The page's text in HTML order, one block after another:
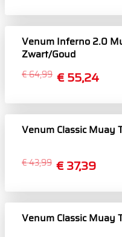
Venum Inferno 2.0
Zwart/Goud
€ 55,24
€ 64,99
Venum Classic Muay
€ 37,39
€ 43,99
Venum Classic Muay